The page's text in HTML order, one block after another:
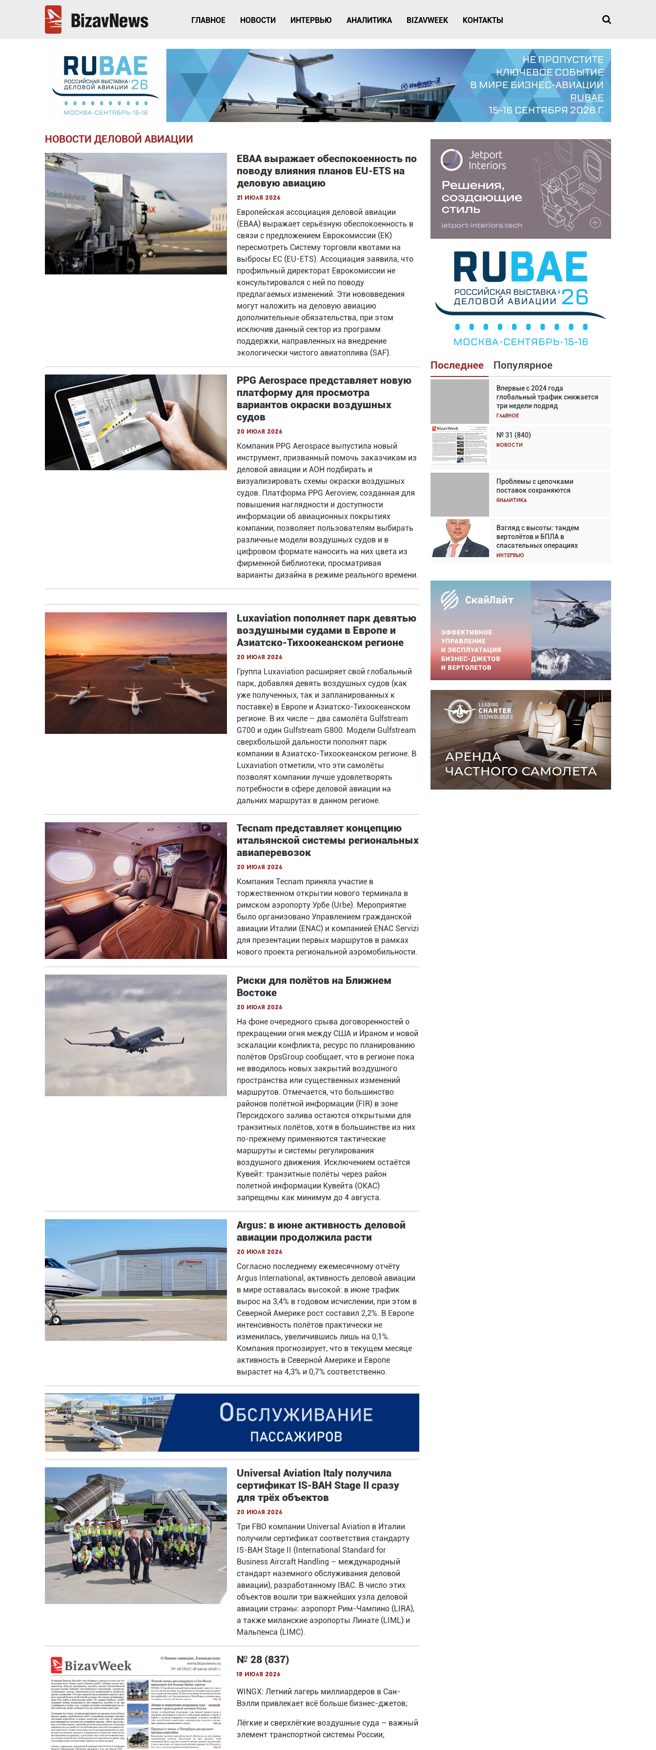
ГЛАВНОЕ НОВОСТИ ИНТЕРВЬЮ АНАЛИТИКА BIZAVWEEK КОНТАКТЫ
НОВОСТИ ДЕЛОВОЙ АВИАЦИИ
EBAA выражает обеспокоенность по
поводу влияния планов EU-ETS на
деловую авиацию
21 июля 2026
Европейская ассоциация деловой авиации
(EBAA) выражает серьёзную обеспокоенность в
связи с предложением Еврокомиссии (ЕК)
пересмотреть Систему торговли квотами на
выбросы ЕС (EU-ETS). Ассоциация заявила, что
профильный директорат Еврокомиссии не
консультировался с ней по поводу
предлагаемых изменений. Эти нововведения
могут наложить на деловую авиацию
дополнительные обязательства, при этом
исключив данный сектор из программ
поддержки, направленных на внедрение
экологически чистого авиатоплива (SAF).
PPG Aerospace представляет новую
платформу для просмотра
вариантов окраски воздушных
судов
20 июля 2026
Компания PPG Aerospace выпустила новый
инструмент, призванный помочь заказчикам из
деловой авиации и АОН подбирать и
визуализировать схемы окраски воздушных
судов. Платформа PPG Aeroview, созданная для
повышения наглядности и доступности
информации об авиационных покрытиях
компании, позволяет пользователям выбирать
различные модели воздушных судов и в
цифровом формате наносить на них цвета из
фирменной библиотеки, просматривая
варианты дизайна в режиме реального времени.
Luxaviation пополняет парк девятью
воздушными судами в Европе и
Азиатско-Тихоокеанском регионе
20 июля 2026
Группа Luxaviation расширяет свой глобальный
парк, добавляя девять воздушных судов (как
уже полученных, так и запланированных к
поставке) в Европе и Азиатско-Тихоокеанском
регионе. В их числе – два самолёта Gulfstream
G700 и один Gulfstream G800. Модели Gulfstream
сверхбольшой дальности пополнят парк
компании в Азиатско-Тихоокеанском регионе. В
Luxaviation отметили, что эти самолёты
позволят компании лучше удовлетворять
потребности в сфере деловой авиации на
дальних маршрутах в данном регионе.
Tecnam представляет концепцию
итальянской системы региональных
авиаперевозок
20 июля 2026
Компания Tecnam приняла участие в
торжественном открытии нового терминала в
римском аэропорту Урбе (Urbe). Мероприятие
было организовано Управлением гражданской
авиации Италии (ENAC) и компанией ENAC Servizi
для презентации первых маршрутов в рамках
нового проекта региональной аэромобильности.
Риски для полётов на Ближнем
Востоке
20 июля 2026
На фоне очередного срыва договоренностей о
прекращении огня между США и Ираном и новой
эскалации конфликта, ресурс по планированию
полётов OpsGroup сообщает, что в регионе пока
не вводилось новых закрытий воздушного
пространства или существенных изменений
маршрутов. Отмечается, что большинство
районов полётной информации (FIR) в зоне
Персидского залива остаются открытыми для
транзитных полётов, хотя в большинстве из них
по-прежнему применяются тактические
маршруты и системы регулирования
воздушного движения. Исключением остаётся
Кувейт: транзитные полёты через район
полетной информации Кувейта (OKAC)
запрещены как минимум до 4 августа.
Argus: в июне активность деловой
авиации продолжила расти
20 июля 2026
Согласно последнему ежемесячному отчёту
Argus International, активность деловой авиации
в мире оставалась высокой: в июне трафик
вырос на 3,4% в годовом исчислении, при этом в
Северной Америке рост составил 2,2%. В Европе
интенсивность полётов практически не
изменилась, увеличившись лишь на 0,1%.
Компания прогнозирует, что в текущем месяце
активность в Северной Америке и Европе
вырастет на 4,3% и 0,7% соответственно.
Universal Aviation Italy получила
сертификат IS-BAH Stage II сразу
для трёх объектов
20 июля 2026
Три FBO компании Universal Aviation в Италии
получили сертификат соответствия стандарту
IS-BAH Stage II (International Standard for
Business Aircraft Handling – международный
стандарт наземного обслуживания деловой
авиации), разработанному IBAC. В число этих
объектов вошли три важнейших узла деловой
авиации страны: аэропорт Рим-Чампино (LIRA),
а также миланские аэропорты Линате (LIML) и
Мальпенса (LIMC).
№ 28 (837)
18 июля 2026
WINGX: Летний лагерь миллиардеров в Сан-
Вэлли привлекает всё больше бизнес-джетов;
Лёгкие и сверхлёгкие воздушные суда – важный
элемент транспортной системы России;
Последнее Популярное
Впервые с 2024 года
глобальный трафик снижается
три недели подряд
Главное
№ 31 (840)
Новости
Проблемы с цепочками
поставок сохраняются
Аналитика
Взгляд с высоты: тандем
вертолётов и БПЛА в
спасательных операциях
Интервью
Взгляд с высоты: тандем
вертолётов и БПЛА в
спасательных операциях
Главное
Авиационный фотограф Дэйв
Кох: «Фотография говорит сама
Впервые с 2024 года
глобальный трафик снижается
три недели подряд
Частный самолёт – это актив.
Подходите к покупке
соответствующим образом
Интервью